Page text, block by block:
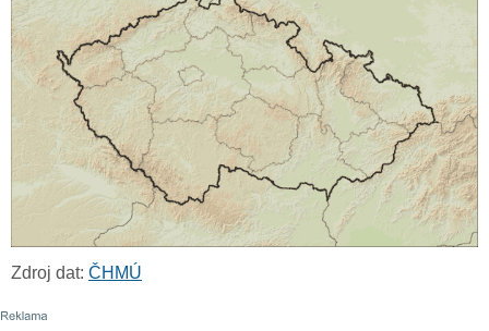
Zdroj dat: ČHMÚ